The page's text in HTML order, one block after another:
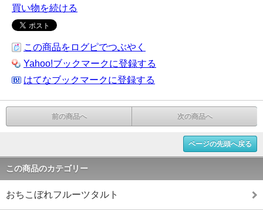
買い物を続ける
この商品をログピでつぶやく
Yahoo!ブックマークに登録する
はてなブックマークに登録する
前の商品へ 次の商品へ
ページの先頭へ戻る
この商品のカテゴリー
おちこぼれフルーツタルト